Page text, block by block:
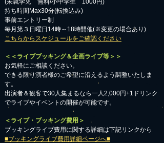
​(未就学児 無料/小中学生 1000円)
持ち時間Max30分(転換込み)
事前エントリー制
毎月第３日曜日14時～18時開催(※変更の場合あり)
こちらからスケジュールをご確認ください
＜＜ライブブッキング＆企画ライブ等＞＞
お気軽にご相談ください。​
​できる限り演者様のご希望に沿えるよう調整いたしま
す。
出演者＆観客で30人集まるなら一人2,000円+1ドリンク
でライブやイベントの開催が可能です。
＜ライブ・ブッキング費用＞
ブッキングライブ費用に関する詳細は下記リンクから
■ブッキングライブ費用詳細ページへ■